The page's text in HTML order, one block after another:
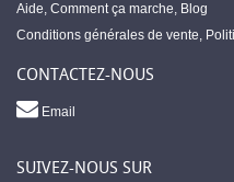
Aide, Comment ça marche, Blog
Conditions générales de vente,
CONTACTEZ-NOUS
Email
SUIVEZ-NOUS SUR